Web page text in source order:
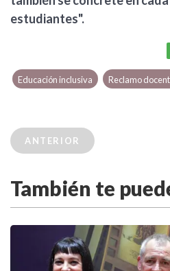
estudiantes".
Educación inclusiva Reclamo
ANTERIOR
También te